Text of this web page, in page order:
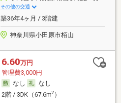
その他の交通
築36年4ヶ月 / 3階建
神奈川県小田原市栢山
6.60万円
管理費3,000円
なし
なし
2階 / 3DK（67.6m2）